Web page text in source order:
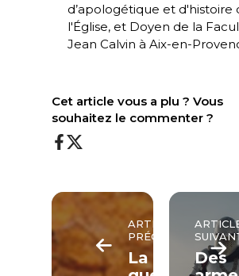
d’apologétique et d'histoire
l'Église, et Doyen de la
Jean Calvin à Aix-en-
Cet article vous a plu ? Vous
souhaitez le commenter ?
ARTICLE
PRÉCÉDENT
La
Des